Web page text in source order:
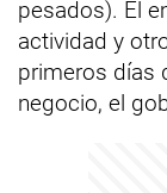
pesados). El
actividad y
primeros días
negocio, el